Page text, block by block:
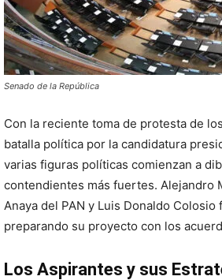
Senado de la República
Con la reciente toma de protesta de
batalla política por la candidatura
varias figuras políticas comienzan a
contendientes más fuertes. Alejandro
Anaya del PAN y Luis Donaldo
preparando su proyecto con los
Los Aspirantes y sus